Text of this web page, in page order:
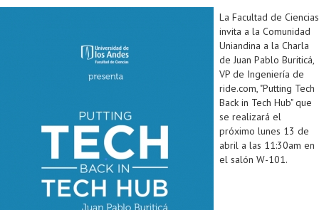
La Facultad de Ciencias
invita a la Comunidad
Uniandina a la Charla
de Juan Pablo Buriticá,
VP de Ingeniería de
ride.com, "Putting Tech
Back in Tech Hub" que
se realizará el
próximo lunes 13 de
abril a las 11:30am en
el salón W-101.